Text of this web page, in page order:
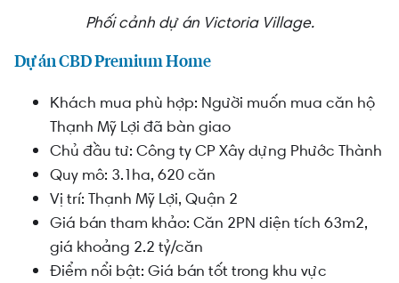
Phối cảnh dự án Victoria Village.
Dự án CBD Premium Home
Khách mua phù hợp: Người muốn mua căn hộ
Thạnh Mỹ Lợi đã bàn giao
Chủ đầu tư: Công ty CP Xây dựng Phước Thành
Quy mô: 3.1ha, 620 căn
Vị trí: Thạnh Mỹ Lợi, Quận 2
Giá bán tham khảo: Căn 2PN diện tích 63m2,
giá khoảng 2.2 tỷ/căn
Điểm nổi bật: Giá bán tốt trong khu vực